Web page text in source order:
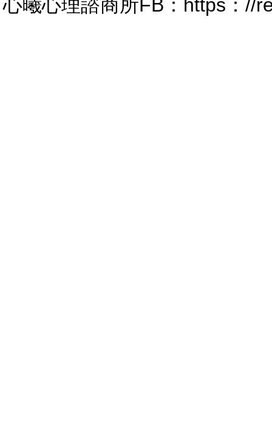
心曦心理諮商所FB：https：//